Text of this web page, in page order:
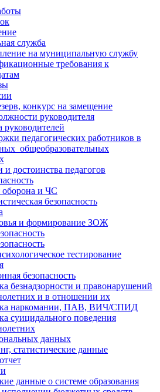
служба
на муниципальную службу
требования к
конкурс на замещение
руководителя
руководителей
педагогических работников в
общеобразовательных
и достоинства педагогов
оборона и ЧС
безопасность
и формирование ЗОЖ
тестирование
безопасность
безнадзорности и правонарушений
и в отношении их
наркомании, ПАВ, ВИЧ/СПИД
суицидального поведения
данных
статистические данные
данные о системе образования